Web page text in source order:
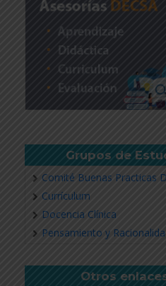
Grupos de
Comité Buenas Practicas
Currículum
Docencia Clínica
Pensamiento y
Otros